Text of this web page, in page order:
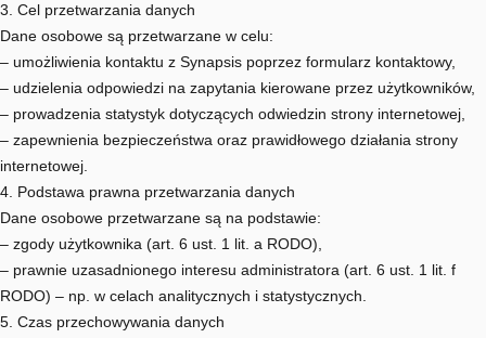
3. Cel przetwarzania danych
Dane osobowe są przetwarzane w celu:
– umożliwienia kontaktu z Synapsis poprzez formularz kontaktowy,
– udzielenia odpowiedzi na zapytania kierowane przez użytkowników,
– prowadzenia statystyk dotyczących odwiedzin strony internetowej,
– zapewnienia bezpieczeństwa oraz prawidłowego działania strony
internetowej.
4. Podstawa prawna przetwarzania danych
Dane osobowe przetwarzane są na podstawie:
– zgody użytkownika (art. 6 ust. 1 lit. a RODO),
– prawnie uzasadnionego interesu administratora (art. 6 ust. 1 lit. f
RODO) – np. w celach analitycznych i statystycznych.
5. Czas przechowywania danych